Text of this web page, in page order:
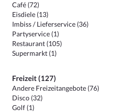
Café (72)
Eisdiele (13)
Imbiss / Lieferservice (36)
Partyservice (1)
Restaurant (105)
Supermarkt (1)
Freizeit (127)
Andere Freizeitangebote (76)
Disco (32)
Golf (1)